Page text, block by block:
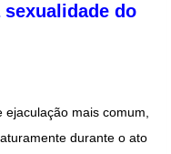
do
mais comum,
durante o ato